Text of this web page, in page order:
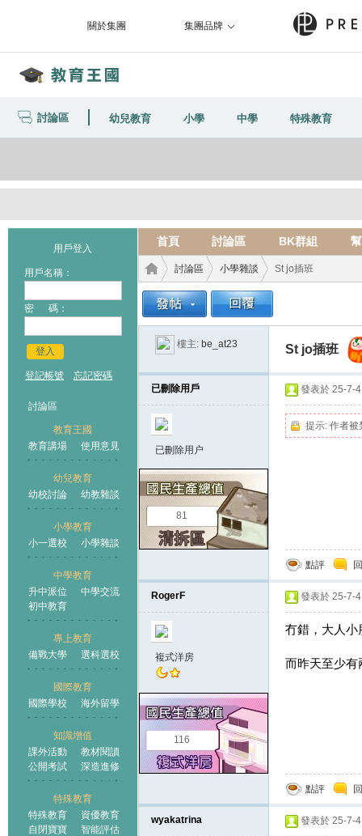
關於集團 集團品牌
討論區 幼兒教育 小學 中學 特殊教育
用戶登入
用戶名稱：
密 碼：
登入
登記帳號 忘記密碼
討論區
教育王國
教育講場
使用意見
幼兒教育
幼校討論
幼教雜談
小學教育
小一選校
小學雜談
中學教育
升中派位
中學交流
初中教育
專上教育
備戰大學
選科選校
國際教育
國際學校
海外留學
知識增值
課外活動
教材閱讀
公開考試
深造進修
特殊教育
特殊教育
資優教育
自閉寶寶
智能評估
首頁 討論區 BK群組
教育
王國
›
討論區 小學雜談 St jo插班
樓主: be_at23 St jo插班
已刪除用戶
已刪除用户
81
發表於 25-7-
提示: 作者被
點評
RogerF
複式洋房
116
發表於 25-7-
冇錯，大人小
而昨天至少有
點評
wyakatrina 發表於 25-7-